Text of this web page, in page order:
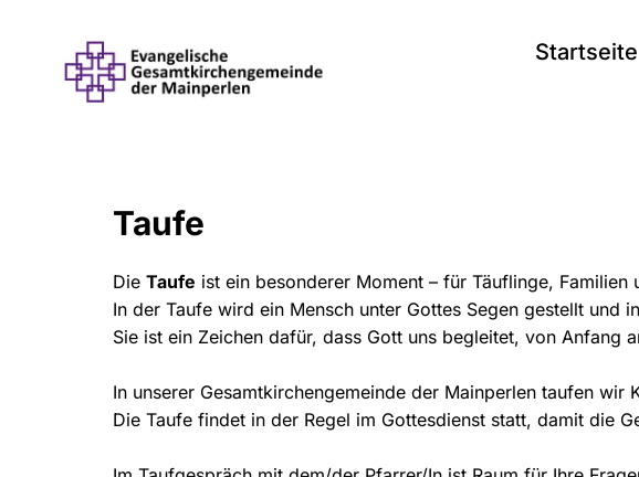
Startseite
Taufe
Die Taufe ist ein besonderer Moment – für Täuflinge, Familien
In der Taufe wird ein Mensch unter Gottes Segen gestellt und
Sie ist ein Zeichen dafür, dass Gott uns begleitet, von Anfang
In unserer Gesamtkirchengemeinde der Mainperlen taufen wir
Die Taufe findet in der Regel im Gottesdienst statt, damit die